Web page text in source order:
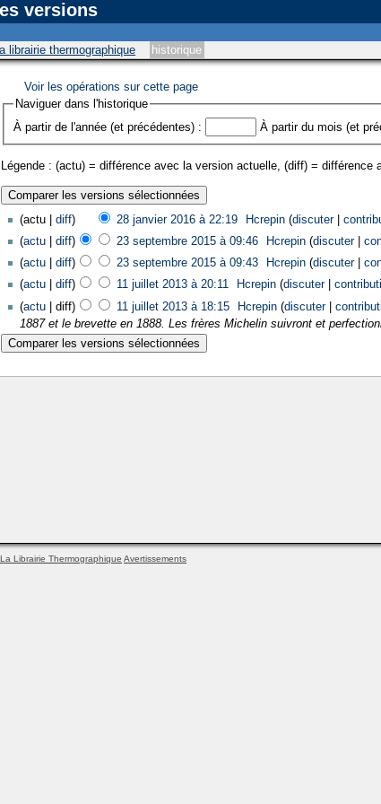
versions
librairie thermographique historique
Voir les opérations sur cette page
Naviguer dans l'historique
À partir de l'année (et précédentes) :
À partir du mois (et
Légende : (actu) = différence avec la version actuelle, (diff) = différence
(actu | diff) 28 janvier 2016 à 22:19‎ Hcrepin (discuter|
(actu| diff) 23 septembre 2015 à 09:46‎ Hcrepin (discuter|
(actu| diff) 23 septembre 2015 à 09:43‎ Hcrepin (discuter|
(actu| diff) 11 juillet 2013 à 20:11‎ Hcrepin (discuter|
(actu| diff) 11 juillet 2013 à 18:15‎ Hcrepin (discuter|
1887 et le brevette en 1888. Les frères Michelin suivront et
Librairie Thermographique Avertissements